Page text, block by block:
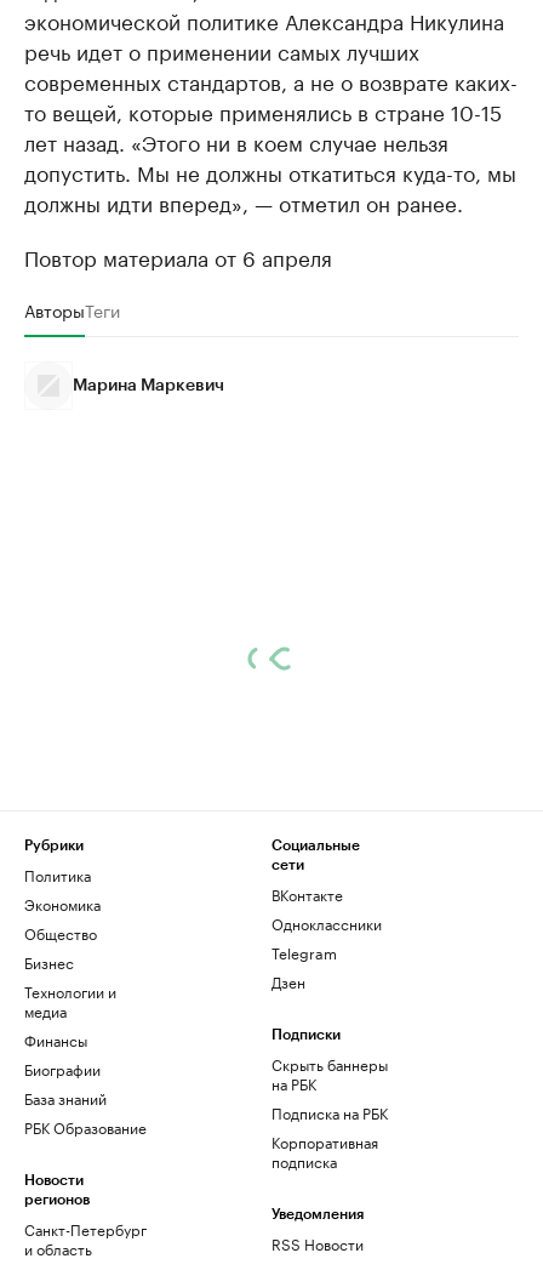
экономической политике Александра Никулина
речь идет о применении самых лучших
современных стандартов, а не о возврате каких-
то вещей, которые применялись в стране 10-15
лет назад. «Этого ни в коем случае нельзя
допустить. Мы не должны откатиться куда-то, мы
должны идти вперед», — отметил он ранее.
Повтор материала от 6 апреля
АвторыТеги
Марина Маркевич
Рубрики
Политика
Экономика
Общество
Бизнес
Технологии и
медиа
Финансы
Биографии
База знаний
РБК Образование
Новости
регионов
Санкт-Петербург
и область
Социальные
сети
ВКонтакте
Одноклассники
Telegram
Дзен
Подписки
Скрыть баннеры
на РБК
Подписка на РБК
Корпоративная
подписка
Уведомления
RSS Новости